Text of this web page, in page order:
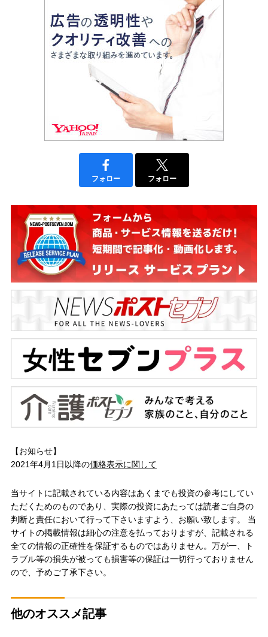
フォロー フォロー
【お知らせ】
2021年4月1日以降の価格表示に関して
当サイトに記載されている内容はあくまでも投資の参考にしてい
ただくためのものであり、実際の投資にあたっては読者ご自身の
判断と責任において行って下さいますよう、お願い致します。 当
サイトの掲載情報は細心の注意を払っておりますが、記載される
全ての情報の正確性を保証するものではありません。万が一、ト
ラブル等の損失が被っても損害等の保証は一切行っておりません
ので、予めご了承下さい。
他のオススメ記事